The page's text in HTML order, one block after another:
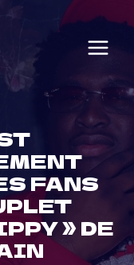
FANS
» DE